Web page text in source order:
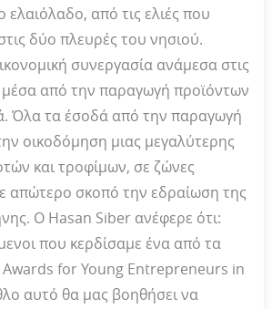
ελαιόλαδο, από τις ελιές που
δύο πλευρές του νησιού.
συνεργασία ανάμεσα στις
μέσα από την παραγωγή προϊόντων
Όλα τα έσοδά από την παραγωγή
οικοδόμηση μιας μεγαλύτερης
και τροφίμων, σε ζώνες
απώτερο σκοπό την εδραίωση της
Ο Hasan Siber ανέφερε ότι:
που κερδίσαμε ένα από τα
Awards for Young Entrepreneurs in
αυτό θα μας βοηθήσει να